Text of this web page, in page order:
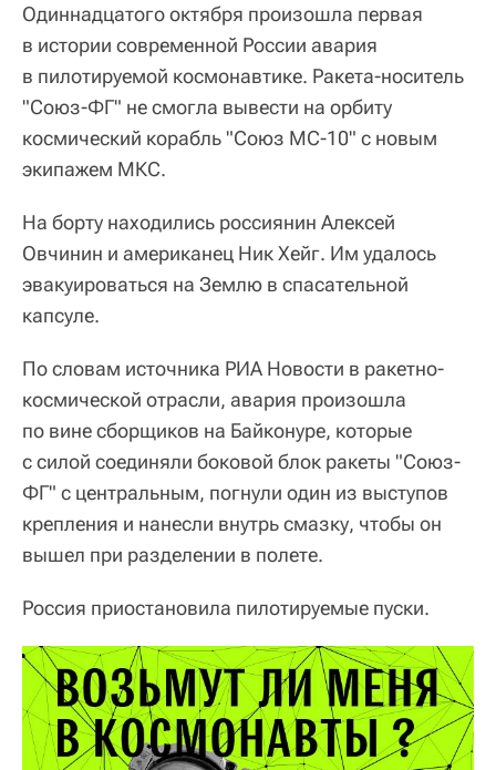
Одиннадцатого октября произошла первая
в истории современной России авария
в пилотируемой космонавтике. Ракета-носитель
"Союз-ФГ" не смогла вывести на орбиту
космический корабль "Союз МС-10" с новым
экипажем МКС.
На борту находились россиянин Алексей
Овчинин и американец Ник Хейг. Им удалось
эвакуироваться на Землю в спасательной
капсуле.
По словам источника РИА Новости в ракетно-
космической отрасли, авария произошла
по вине сборщиков на Байконуре, которые
с силой соединяли боковой блок ракеты "Союз-
ФГ" с центральным, погнули один из выступов
крепления и нанесли внутрь смазку, чтобы он
вышел при разделении в полете.
Россия приостановила пилотируемые пуски.